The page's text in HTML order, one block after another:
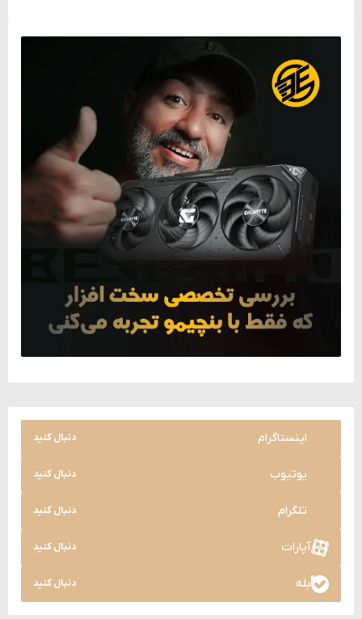
اینستاگرام دنبال کنید
یوتیوب دنبال کنید
تلگرام دنبال کنید
آپارات دنبال کنید
بله دنبال کنید